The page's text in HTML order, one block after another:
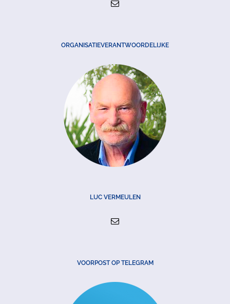
ORGANISATIEVERANTWOORDELIJKE
LUC VERMEULEN
VOORPOST OP TELEGRAM